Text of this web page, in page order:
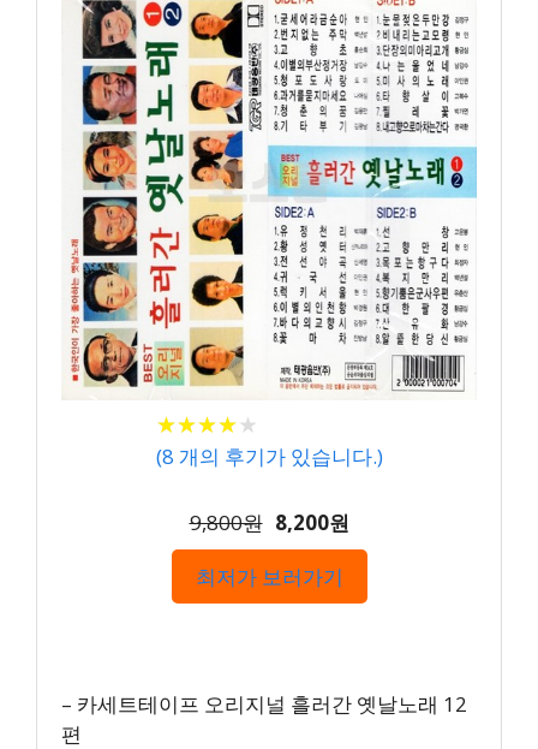
★★★★★
★★★★★
(8 개의 후기가 있습니다.)
9,800원 8,200원
최저가 보러가기
– 카세트테이프 오리지널 흘러간 옛날노래 12
편